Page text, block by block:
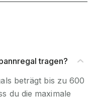
tragen?
beträgt bis zu 600
du die maximale